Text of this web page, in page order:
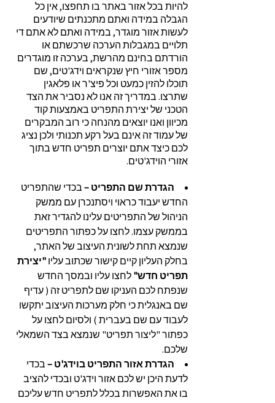
להיות בכל אזור באתר בו תחפצו, אין כל
הגבלה במידה ואתם מתכנתים שיודעים
לעשות אזור מוגדר, במידה ואתם לא אתם די
תלויים במגבלות הערכה שרכשתם או
הורדתם בחינם מהרשת, בערכה זו מוגדרים
מספר אזורי חיץ שנקראים וידג'טים, שם
תוכלו להזין כמעט וכל פיצ'ר או פלאגין
שתרצו. במדריך זה אנו לא נסביר את הצד
הטכני של יצירת התפריט באמצעות קוד
מכיוון ואנו יוצאים מהנחה כי רוב המבקרים
של עמוד זה אינם בעל רקע תכנותי ולכן נציג
לכם כיצד אתם יוצרים תפריט חדש בתוך
אזורי הוידג'טים.
הגדרת שם התפריט – בכדי שהתפריט
החדש יעבוד כראוי ויסתנכרן עם ממשק
הניהול של התפריטים עלינו להגדיר זאת
בממשק עצמו. לחצו על כפתור התפריטים
שנמצא תחת לשונית העיצוב של האתר,
בחלק העליון קיים קישור שכתוב עליו"יצירת
תפריט חדש"לחצו עליו ובמסך החדש
שנפתח לכם העניקו שם לתפריט זה ( עדיף
שם באנגלית כי חלק מערכות העיצוב יתקשו
לעבוד עם שם בעברית ) ולסיום לחצו על
כפתור "ליצור תפריט" שנמצא בצד השמאלי
שלכם.
הגדרת אזור התפריט בוידג'ט – בכדי
לדעת היכן יש לכם אזור וידג'ט ובכדי להציב
בו את האפשרות בכלל לתפריט חדש עליכם